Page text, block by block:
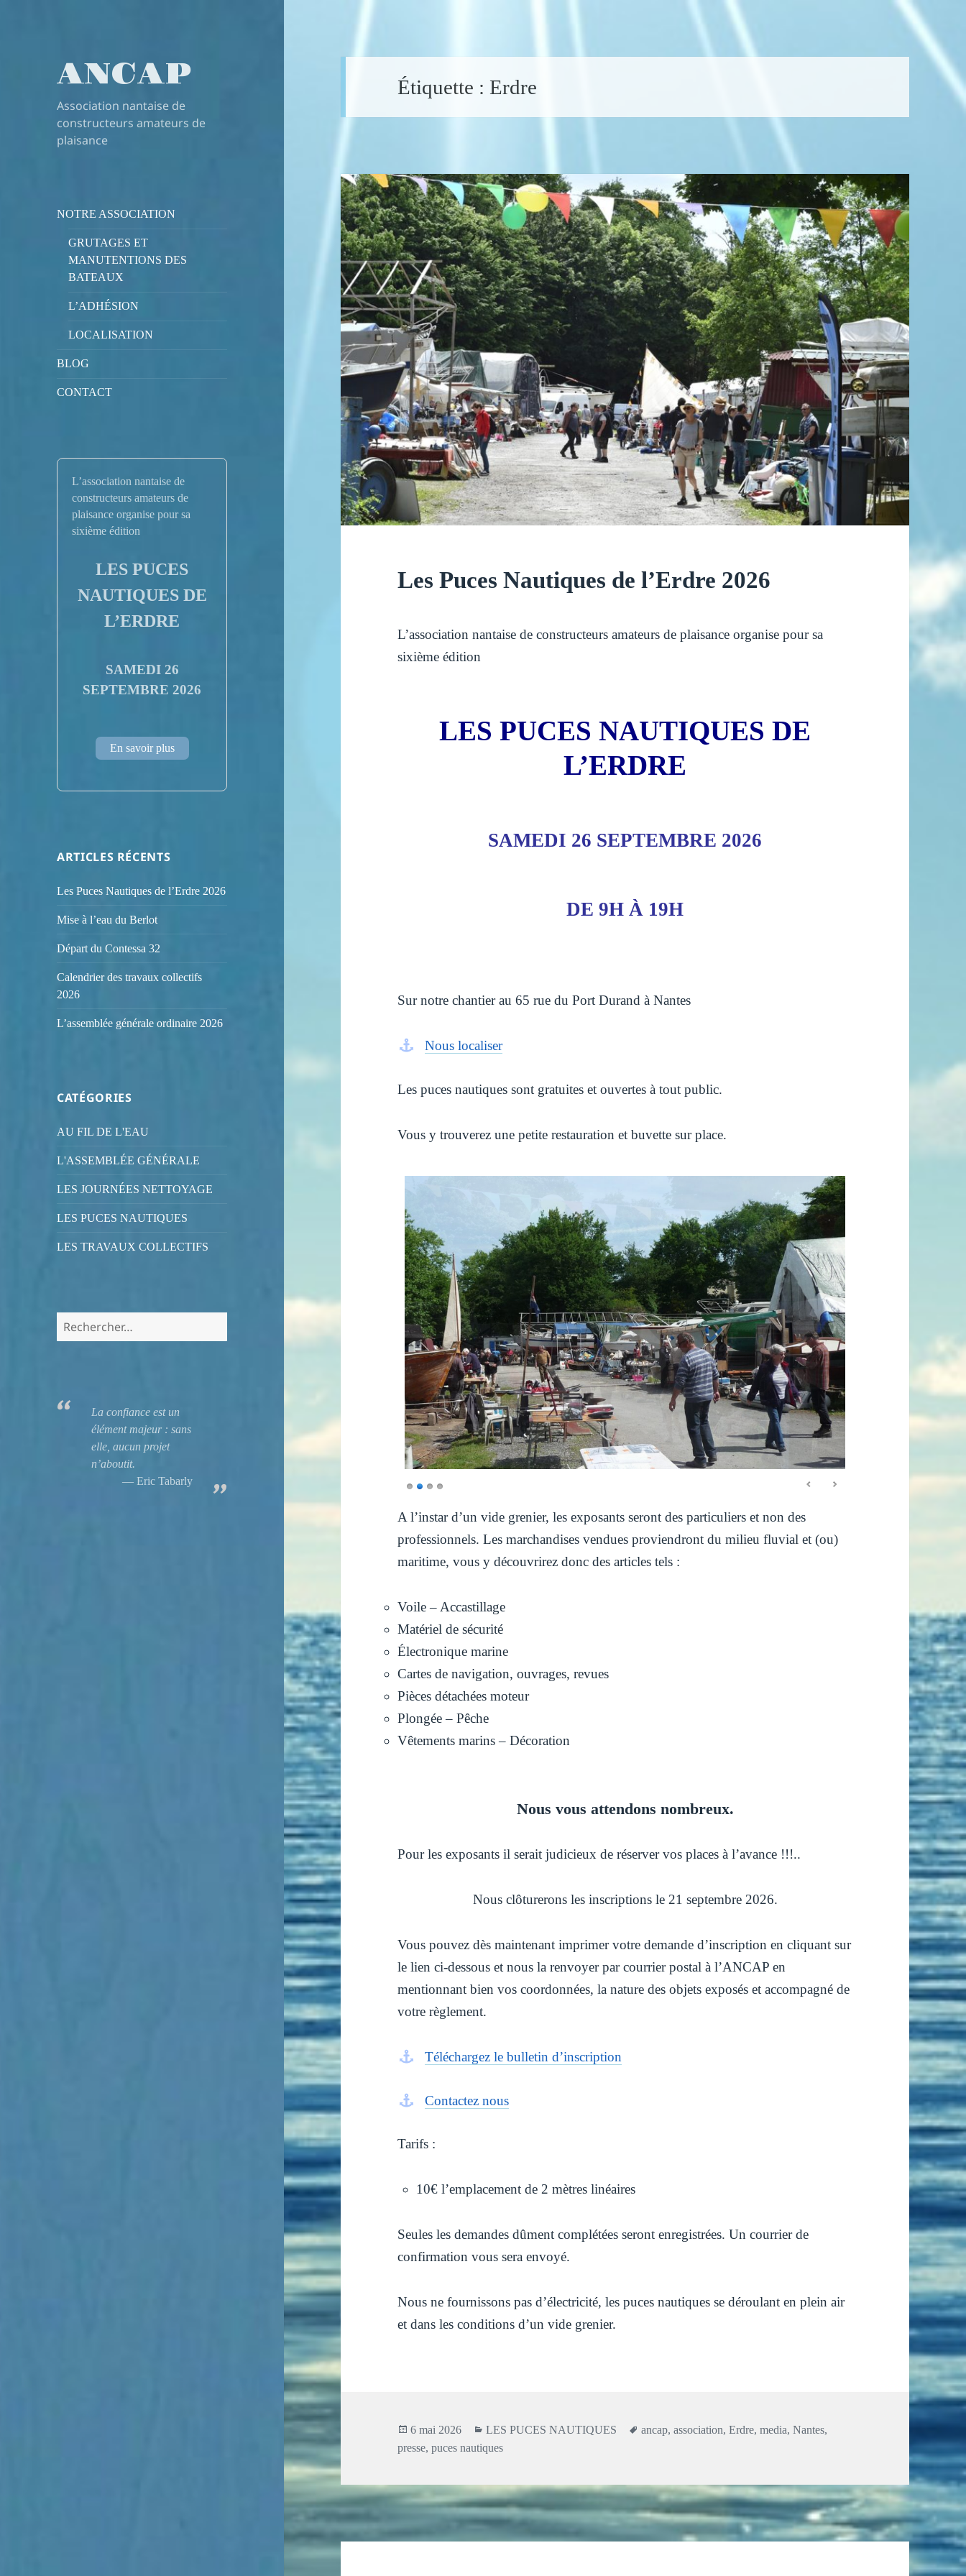
ANCAP
Association nantaise de
constructeurs amateurs de
plaisance
NOTRE ASSOCIATION
GRUTAGES ET
MANUTENTIONS DES
BATEAUX
L’ADHÉSION
LOCALISATION
BLOG
CONTACT
L’association nantaise de
constructeurs amateurs de
plaisance organise pour sa
sixième édition
LES PUCES
NAUTIQUES DE
L’ERDRE
SAMEDI 26
SEPTEMBRE 2026
En savoir plus
ARTICLES RÉCENTS
Les Puces Nautiques de l’Erdre 2026
Mise à l’eau du Berlot
Départ du Contessa 32
Calendrier des travaux collectifs
2026
L’assemblée générale ordinaire 2026
CATÉGORIES
AU FIL DE L'EAU
L'ASSEMBLÉE GÉNÉRALE
LES JOURNÉES NETTOYAGE
LES PUCES NAUTIQUES
LES TRAVAUX COLLECTIFS
Rechercher :
La confiance est un
élément majeur : sans
elle, aucun projet
n’aboutit.
Eric Tabarly
Étiquette :Erdre
Les Puces Nautiques de l’Erdre 2026
L’association nantaise de constructeurs amateurs de plaisance organise pour sa
sixième édition
LES PUCES NAUTIQUES DE
L’ERDRE
SAMEDI 26 SEPTEMBRE 2026
DE 9H À 19H
Sur notre chantier au 65 rue du Port Durand à Nantes
Nous localiser
Les puces nautiques sont gratuites et ouvertes à tout public.
Vous y trouverez une petite restauration et buvette sur place.
A l’instar d’un vide grenier, les exposants seront des particuliers et non des
professionnels. Les marchandises vendues proviendront du milieu fluvial et (ou)
maritime, vous y découvrirez donc des articles tels :
Voile – Accastillage
Matériel de sécurité
Électronique marine
Cartes de navigation, ouvrages, revues
Pièces détachées moteur
Plongée – Pêche
Vêtements marins – Décoration
Nous vous attendons nombreux.
Pour les exposants il serait judicieux de réserver vos places à l’avance !!!..
Nous clôturerons les inscriptions le 21 septembre 2026.
Vous pouvez dès maintenant imprimer votre demande d’inscription en cliquant sur
le lien ci-dessous et nous la renvoyer par courrier postal à l’ANCAP en
mentionnant bien vos coordonnées, la nature des objets exposés et accompagné de
votre règlement.
Téléchargez le bulletin d’inscription
Contactez nous
Tarifs :
10€ l’emplacement de 2 mètres linéaires
Seules les demandes dûment complétées seront enregistrées. Un courrier de
confirmation vous sera envoyé.
Nous ne fournissons pas d’électricité, les puces nautiques se déroulant en plein air
et dans les conditions d’un vide grenier.
Publié
le
6 mai 2026 Catégories
LES PUCES NAUTIQUES
Mots-
ancap,association,Erdre,media,Nantes,
presse,puces nautiques